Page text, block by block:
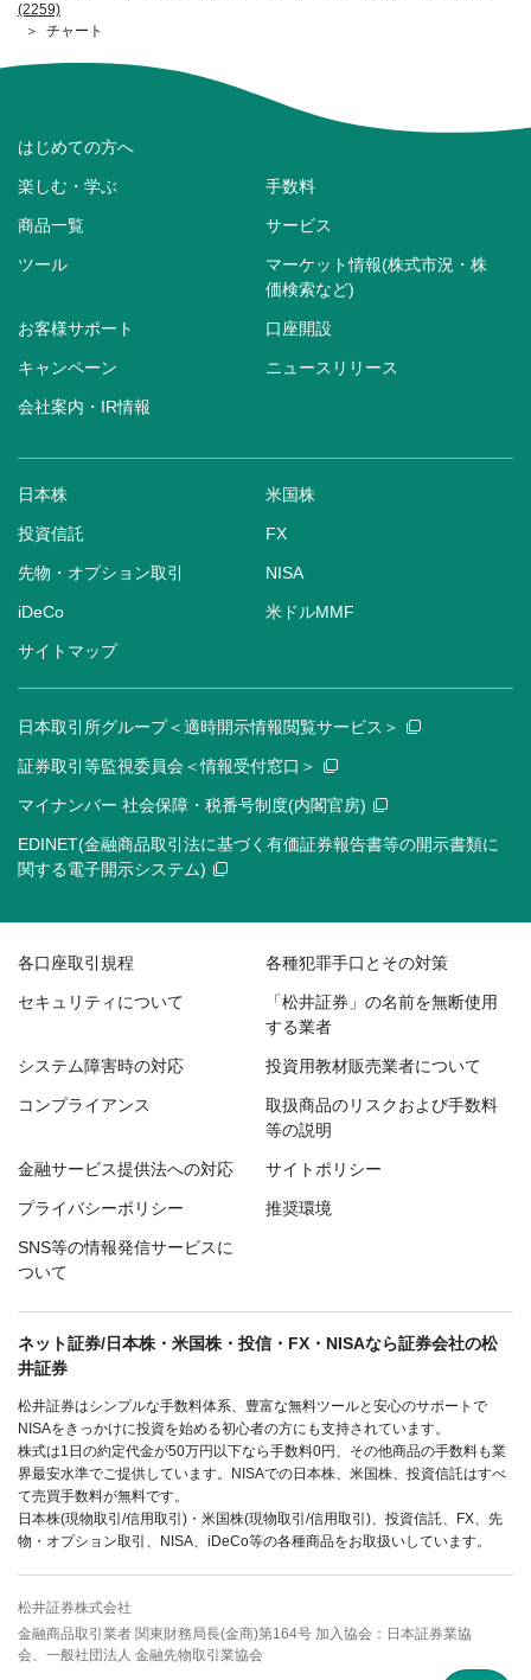
(2259)
チャート
はじめての方へ
楽しむ・学ぶ 手数料
商品一覧 サービス
ツール
マーケット情報(株式市況・株
価検索など)
お客様サポート 口座開設
キャンペーン ニュースリリース
会社案内・IR情報
日本株 米国株
投資信託 FX
先物・オプション取引 NISA
iDeCo 米ドルMMF
サイトマップ
日本取引所グループ＜適時開示情報閲覧サービス＞
証券取引等監視委員会＜情報受付窓口＞
マイナンバー 社会保障・税番号制度(内閣官房)
EDINET(金融商品取引法に基づく有価証券報告書等の開示書類に
関する電子開示システム)
各口座取引規程 各種犯罪手口とその対策
セキュリティについて
「松井証券」の名前を無断使用
する業者
システム障害時の対応 投資用教材販売業者について
コンプライアンス
取扱商品のリスクおよび手数料
等の説明
金融サービス提供法への対応 サイトポリシー
プライバシーポリシー 推奨環境
SNS等の情報発信サービスに
ついて
ネット証券/日本株・米国株・投信・FX・NISAなら証券会社の松
井証券
松井証券はシンプルな手数料体系、豊富な無料ツールと安心のサポートで
NISAをきっかけに投資を始める初心者の方にも支持されています。
株式は1日の約定代金が50万円以下なら手数料0円、その他商品の手数料も業
界最安水準でご提供しています。NISAでの日本株、米国株、投資信託はすべ
て売買手数料が無料です。
日本株(現物取引/信用取引)・米国株(現物取引/信用取引)、投資信託、FX、先
物・オプション取引、NISA、iDeCo等の各種商品をお取扱いしています。
松井証券株式会社
金融商品取引業者 関東財務局長(金商)第164号 加入協会：日本証券業協
会、一般社団法人 金融先物取引業協会